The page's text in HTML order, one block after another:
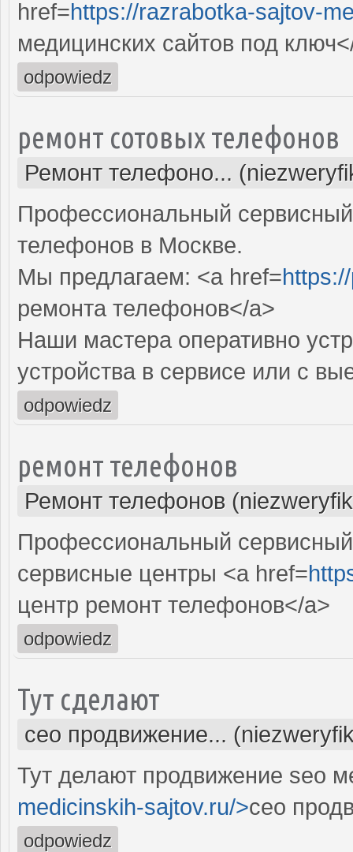
href=https://razrabotka-sajtov-
медицинских сайтов под
odpowiedz
ремонт сотовых телефонов
Ремонт телефоно...
Профессиональный
телефонов в Москве.
Мы предлагаем: <a href=
ремонта телефонов</a>
Наши мастера оперативно
устройства в сервисе или с
odpowiedz
ремонт телефонов
Ремонт телефонов
Профессиональный
сервисные центры <a href=
центр ремонт телефонов</a>
odpowiedz
Тут сделают
сео продвижение...
Тут делают продвижение seo
medicinskih-sajtov.ru/>сео
odpowiedz